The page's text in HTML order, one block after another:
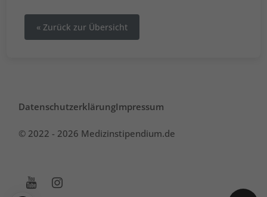
« Zurück zur Übersicht
DatenschutzerklärungImpressum
© 2022 - 2026 Medizinstipendium.de